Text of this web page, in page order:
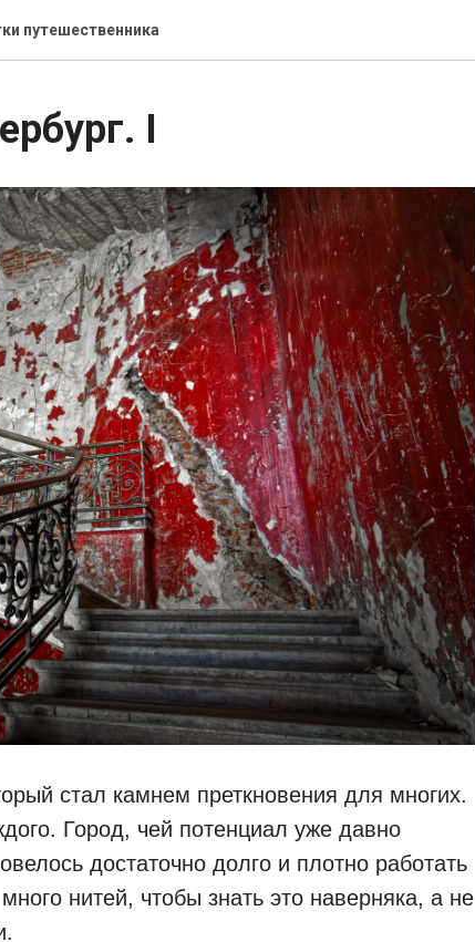
путешественника
I
стал камнем преткновения для многих.
Город, чей потенциал уже давно
достаточно долго и плотно работать
нитей, чтобы знать это наверняка, а не